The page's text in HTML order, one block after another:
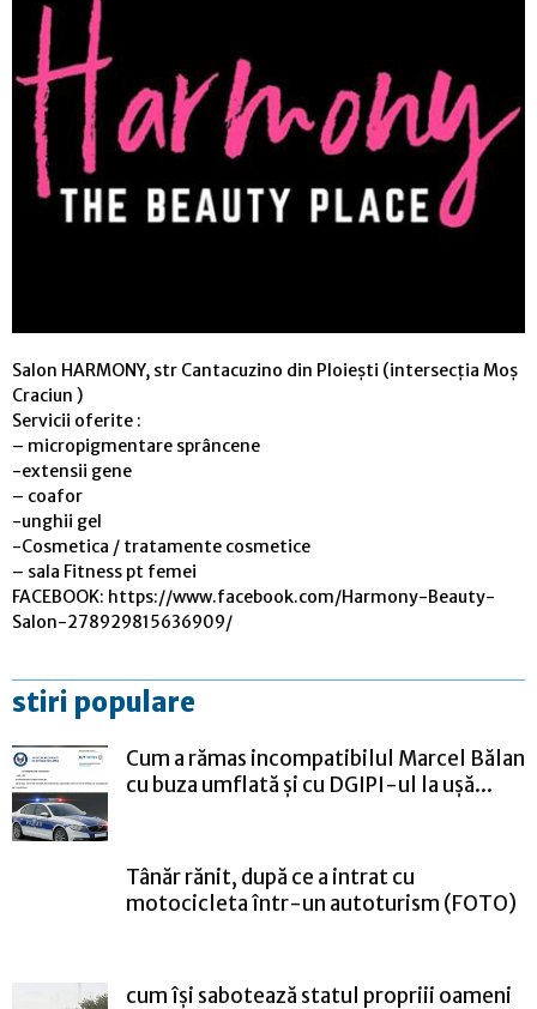
Salon HARMONY, str Cantacuzino din Ploiești (intersecția Moș
Craciun )
Servicii oferite :
– micropigmentare sprâncene
-extensii gene
– coafor
-unghii gel
-Cosmetica / tratamente cosmetice
– sala Fitness pt femei
FACEBOOK: https://www.facebook.com/Harmony-Beauty-
Salon-278929815636909/
stiri populare
Cum a rămas incompatibilul Marcel Bălan
cu buza umflată și cu DGIPI-ul la ușă...
Tânăr rănit, după ce a intrat cu
motocicleta într-un autoturism (FOTO)
cum își sabotează statul propriii oameni